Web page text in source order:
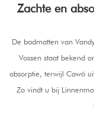
Zachte en
De badmatten van
Vossen staat bekend
absorptie, terwijl Cawö
Zo vindt u bij